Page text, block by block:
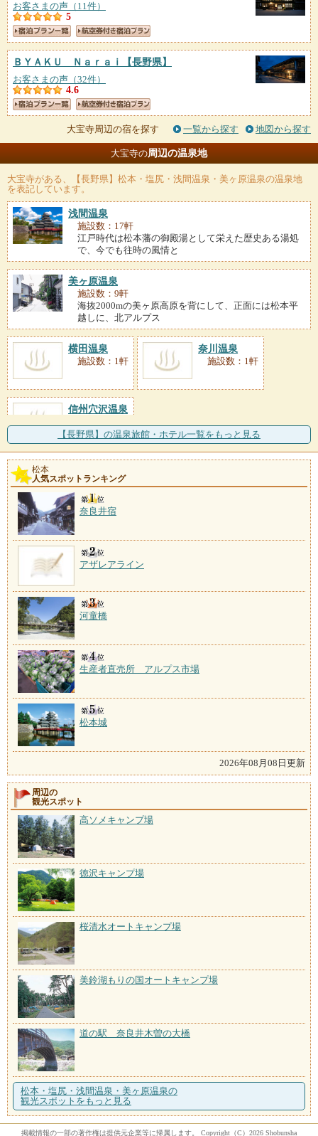
お客さまの声（11件）
5
ＢＹＡＫＵ Ｎａｒａｉ 【長野県】
お客さまの声（32件）
4.6
大宝寺周辺の宿を探す 一覧から探す 地図から探す
大宝寺の周辺の温泉地
大宝寺がある、【長野県】松本・塩尻・浅間温泉・美ヶ原温泉の温泉地
を表記しています。
浅間温泉
施設数：17軒
江戸時代は松本藩の御殿湯として栄えた歴史ある湯処
で、今でも往時の風情と
美ヶ原温泉
施設数：9軒
海抜2000mの美ヶ原高原を背にして、正面には松本平
越しに、北アルプス
横田温泉
施設数：1軒
奈川温泉
施設数：1軒
信州穴沢温泉
【長野県】の温泉旅館・ホテル一覧をもっと見る
松本
人気スポットランキング
奈良井宿
アザレアライン
河童橋
生産者直売所 アルプス市場
松本城
2026年08月08日更新
周辺の
観光スポット
高ソメキャンプ場
徳沢キャンプ場
桜清水オートキャンプ場
美鈴湖もりの国オートキャンプ場
道の駅 奈良井木曽の大橋
松本・塩尻・浅間温泉・美ヶ原温泉の
観光スポットをもっと見る
掲載情報の一部の著作権は提供元企業等に帰属します。 Copyright（C）2026 Shobunsha